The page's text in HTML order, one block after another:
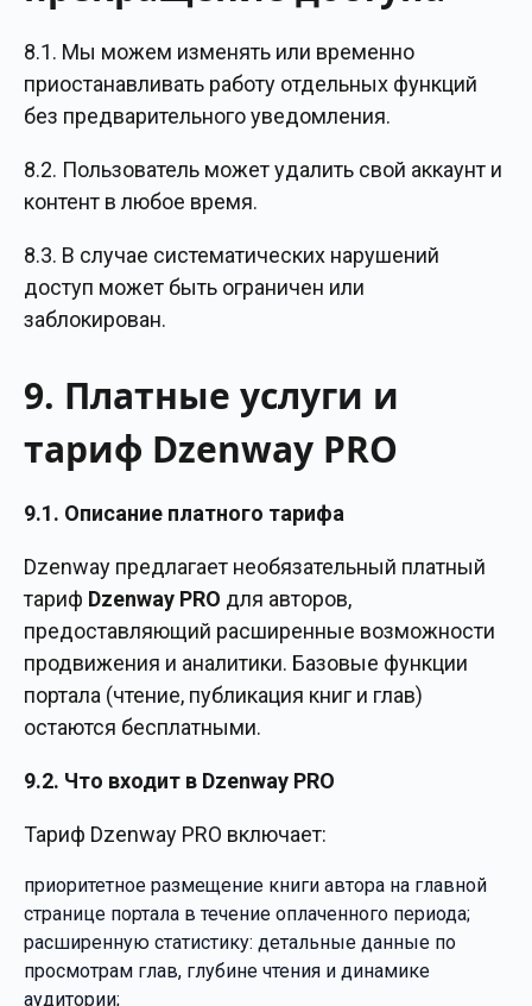
8.1. Мы можем изменять или временно
приостанавливать работу отдельных функций
без предварительного уведомления.
8.2. Пользователь может удалить свой аккаунт и
контент в любое время.
8.3. В случае систематических нарушений
доступ может быть ограничен или
заблокирован.
9. Платные услуги и
тариф Dzenway PRO
9.1. Описание платного тарифа
Dzenway предлагает необязательный платный
тариф Dzenway PRO для авторов,
предоставляющий расширенные возможности
продвижения и аналитики. Базовые функции
портала (чтение, публикация книг и глав)
остаются бесплатными.
9.2. Что входит в Dzenway PRO
Тариф Dzenway PRO включает:
приоритетное размещение книги автора на главной
странице портала в течение оплаченного периода;
расширенную статистику: детальные данные по
просмотрам глав, глубине чтения и динамике
аудитории;